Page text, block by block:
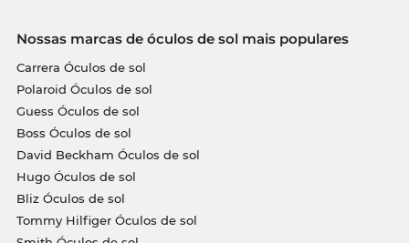
Nossas marcas de óculos de sol mais populares
Carrera Óculos de sol
Polaroid Óculos de sol
Guess Óculos de sol
Boss Óculos de sol
David Beckham Óculos de sol
Hugo Óculos de sol
Bliz Óculos de sol
Tommy Hilfiger Óculos de sol